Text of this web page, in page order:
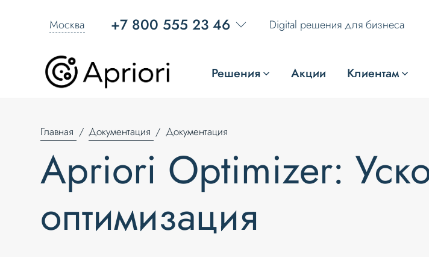
Москва +7 800 555 23 46 Digital решения для бизнеса
Решения Акции Клиентам
Главная Документация Документация
Apriori Optimizer:
оптимизация